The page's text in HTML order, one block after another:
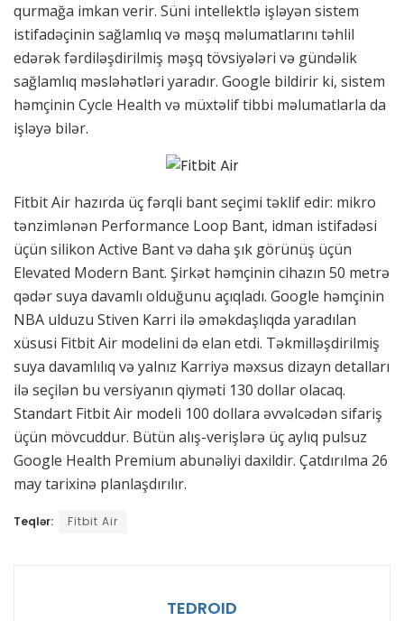
qurmağa imkan verir. Süni intellektlə işləyən sistem
istifadəçinin sağlamlıq və məşq məlumatlarını təhlil
edərək fərdiləşdirilmiş məşq tövsiyələri və gündəlik
sağlamlıq məsləhətləri yaradır. Google bildirir ki, sistem
həmçinin Cycle Health və müxtəlif tibbi məlumatlarla da
işləyə bilər.
Fitbit Air hazırda üç fərqli bant seçimi təklif edir: mikro
tənzimlənən Performance Loop Bant, idman istifadəsi
üçün silikon Active Bant və daha şık görünüş üçün
Elevated Modern Bant. Şirkət həmçinin cihazın 50 metrə
qədər suya davamlı olduğunu açıqladı. Google həmçinin
NBA ulduzu Stiven Karri ilə əməkdaşlıqda yaradılan
xüsusi Fitbit Air modelini də elan etdi. Təkmilləşdirilmiş
suya davamlılıq və yalnız Karriyə məxsus dizayn detalları
ilə seçilən bu versiyanın qiyməti 130 dollar olacaq.
Standart Fitbit Air modeli 100 dollara əvvəlcədən sifariş
üçün mövcuddur. Bütün alış-verişlərə üç aylıq pulsuz
Google Health Premium abunəliyi daxildir. Çatdırılma 26
may tarixinə planlaşdırılır.
Teqlər: Fitbit Air
TEDROID